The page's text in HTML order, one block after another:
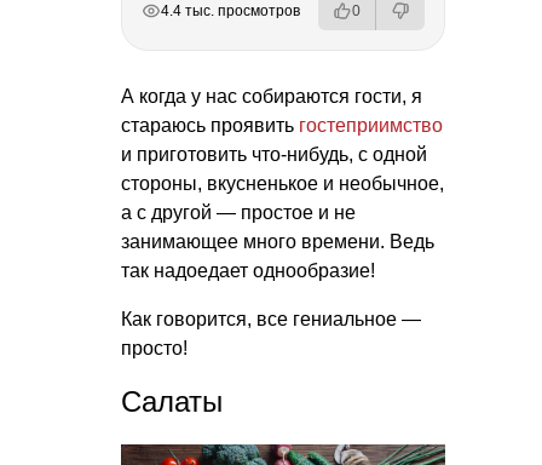
4.4 тыс. просмотров 0
А когда у нас собираются гости, я
стараюсь проявить гостеприимство
и приготовить что-нибудь, с одной
стороны, вкусненькое и необычное,
а с другой — простое и не
занимающее много времени. Ведь
так надоедает однообразие!
Как говорится, все гениальное —
просто!
Салаты